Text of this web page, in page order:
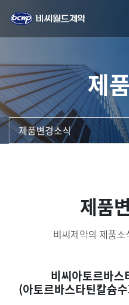
제
제품변경소식
제품
비씨제약의 제품
비씨아토르바
(아토르바스타틴칼슘